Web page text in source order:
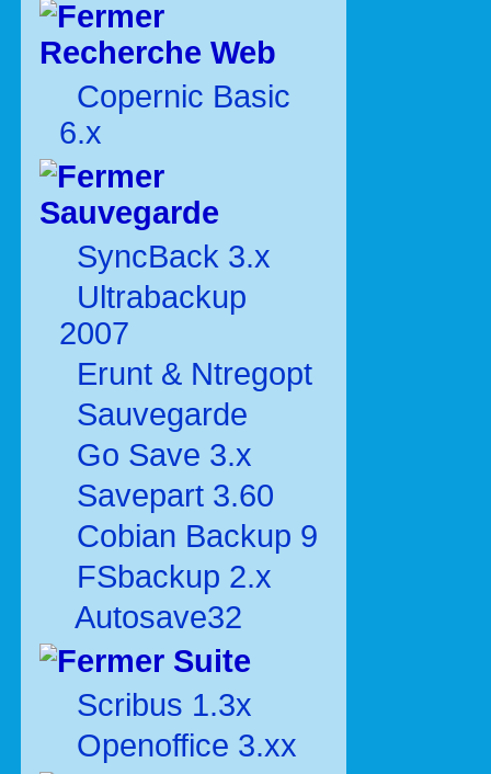
Recherche Web
Copernic Basic
6.x
Sauvegarde
SyncBack 3.x
Ultrabackup
2007
Erunt & Ntregopt
Sauvegarde
Go Save 3.x
Savepart 3.60
Cobian Backup 9
FSbackup 2.x
Autosave32
Suite
Scribus 1.3x
Openoffice 3.xx